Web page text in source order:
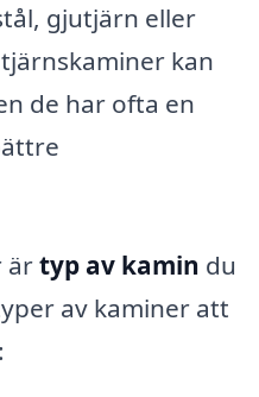
gjutjärn eller
kan
de har ofta en
ärtyp av kamin du
av kaminer att